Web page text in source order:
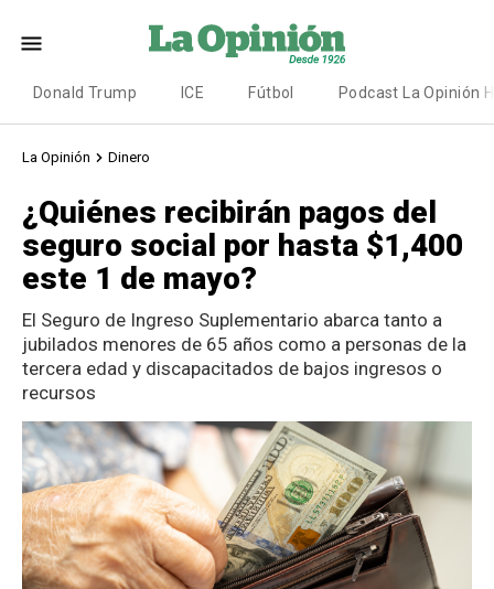
Donald Trump ICE Fútbol Podcast La Opinión
La Opinión Dinero
¿Quiénes recibirán pagos del
seguro social por hasta $1,400
este 1 de mayo?
El Seguro de Ingreso Suplementario abarca tanto a
jubilados menores de 65 años como a personas de la
tercera edad y discapacitados de bajos ingresos o
recursos